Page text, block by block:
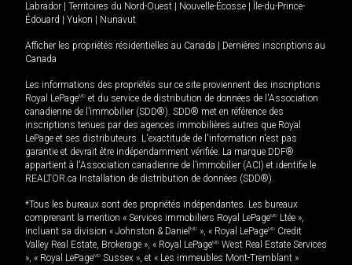
Labrador
Territoires du Nord-Ouest Nouvelle-Écosse
Île-du-Prince-
Édouard
Yukon Nunavut
Afficher les propriétés résidentielles au Canada
Dernières inscriptions au
Canada
Les informations des propriétés sur ce site proviennent des inscriptions
Royal LePageMD et du service de distribution de données de l'Association
canadienne de l’immobilier (SDD®). SDD® met en référence des
inscriptions tenues par des agences immobilières autres que Royal
LePage et ses distributeurs. L'exactitude de l'information n'est pas
garantie et devrait être indépendamment vérifiée. La marque DDF®
appartient à l'Association canadienne de l’immobilier (ACI) et identifie le
REALTOR.ca Installation de distribution de données (SDD®).
*Tous les bureaux sont des propriétés indépendantes. Les bureaux
comprenant la mention « Services immobiliers Royal LePageMD Ltée »,
incluant sa division « Johnston & Daniel MD », « Royal LePageMD Credit
Valley Real Estate, Brokerage », « Royal LePageMD West Real Estate Services
», « Royal LePageMD Sussex », et « Les immeubles Mont-Tremblant »